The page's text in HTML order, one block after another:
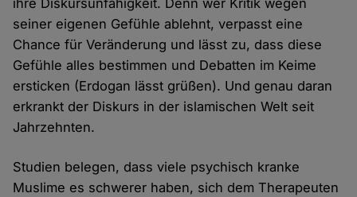
ihre Diskursunfähigkeit. Denn wer Kritik wegen
seiner eigenen Gefühle ablehnt, verpasst eine
Chance für Veränderung und lässt zu, dass diese
Gefühle alles bestimmen und Debatten im Keime
ersticken (Erdogan lässt grüßen). Und genau daran
erkrankt der Diskurs in der islamischen Welt seit
Jahrzehnten.
Studien belegen, dass viele psychisch kranke
Muslime es schwerer haben, sich dem Therapeuten